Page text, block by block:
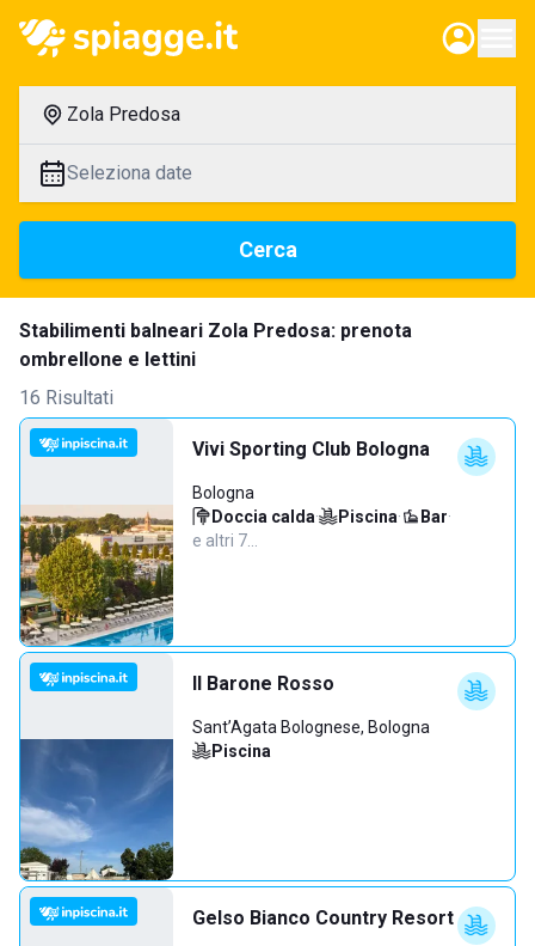
Zola Predosa
Seleziona date
Cerca
Stabilimenti balneari Zola Predosa: prenota
ombrellone e lettini
16 Risultati
Vivi Sporting Club Bologna
Bologna
Doccia calda· Piscina· Bar·
e altri 7…
Il Barone Rosso
Sant’Agata Bolognese, Bologna
Piscina
Gelso Bianco Country Resort